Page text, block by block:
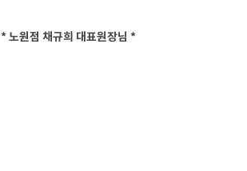
* 노원점 채규희 대표원장님 *